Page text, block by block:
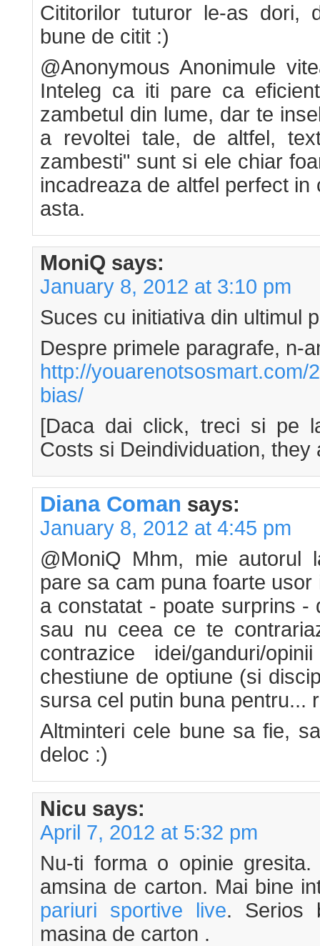
Cititorilor tuturor le-as dori,
bune de citit :)
@Anonymous Anonimule
Inteleg ca iti pare ca
zambetul din lume, dar te
a revoltei tale, de altfel,
zambesti" sunt si ele chiar
incadreaza de altfel perfect
asta.
MoniQ says:
January 8, 2012 at 3:10 pm
Suces cu initiativa din ultimul
Despre primele paragrafe, n-
http://youarenotsosmart.com/
bias/
[Daca dai click, treci si pe
Costs si Deindividuation, they
Diana Coman says:
January 8, 2012 at 4:45 pm
@MoniQ Mhm, mie autorul
pare sa cam puna foarte
a constatat - poate surprins -
sau nu ceea ce te
contrazice idei/ganduri/
chestiune de optiune (si
sursa cel putin buna pentru...
Altminteri cele bune sa fie,
deloc :)
Nicu says:
April 7, 2012 at 5:32 pm
Nu-ti forma o opinie
amsina de carton. Mai bine
pariuri sportive live. Serios
masina de carton .